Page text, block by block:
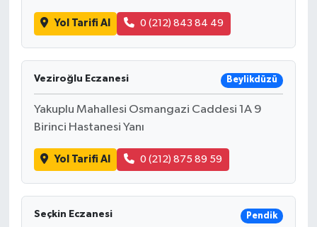
Yol Tarifi Al 0 (212) 843 84 49
Veziroğlu Eczanesi Beylikdüzü
Yakuplu Mahallesi Osmangazi Caddesi 1A 9
Birinci Hastanesi Yanı
Yol Tarifi Al 0 (212) 875 89 59
Seçkin Eczanesi Pendik